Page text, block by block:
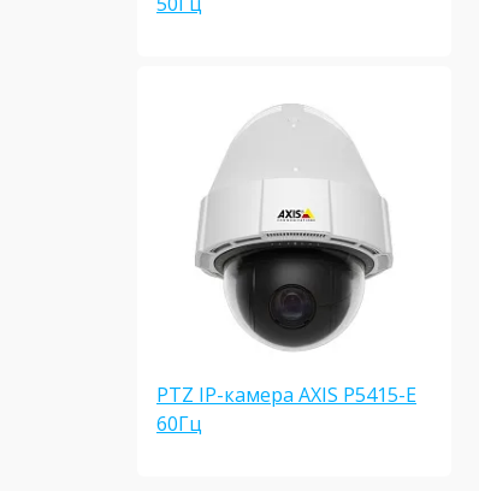
PTZ IP-камера AXIS P5415-E
60Гц